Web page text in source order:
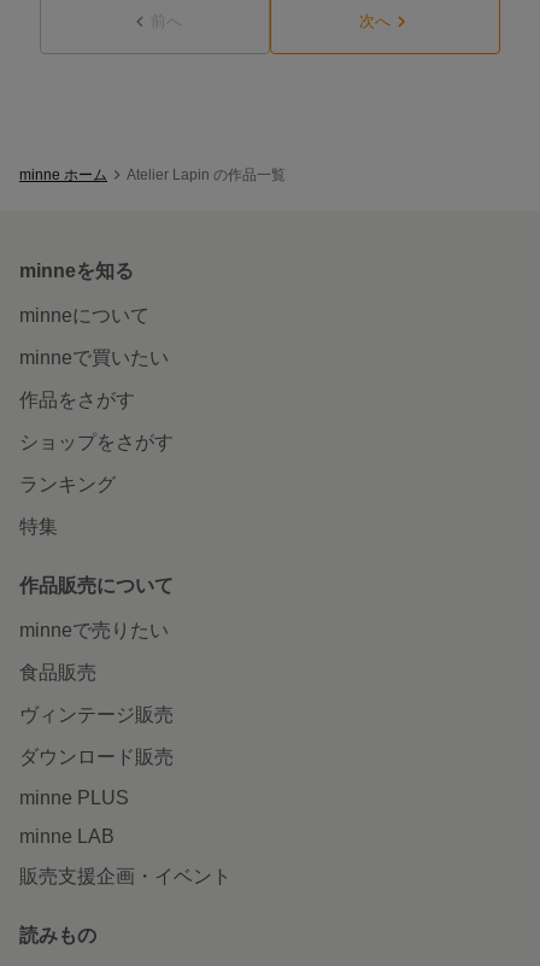
前へ 次へ
minne ホーム Atelier Lapin の作品一覧
minneを知る
minneについて
minneで買いたい
作品をさがす
ショップをさがす
ランキング
特集
作品販売について
minneで売りたい
食品販売
ヴィンテージ販売
ダウンロード販売
minne PLUS
minne LAB
販売支援企画・イベント
読みもの